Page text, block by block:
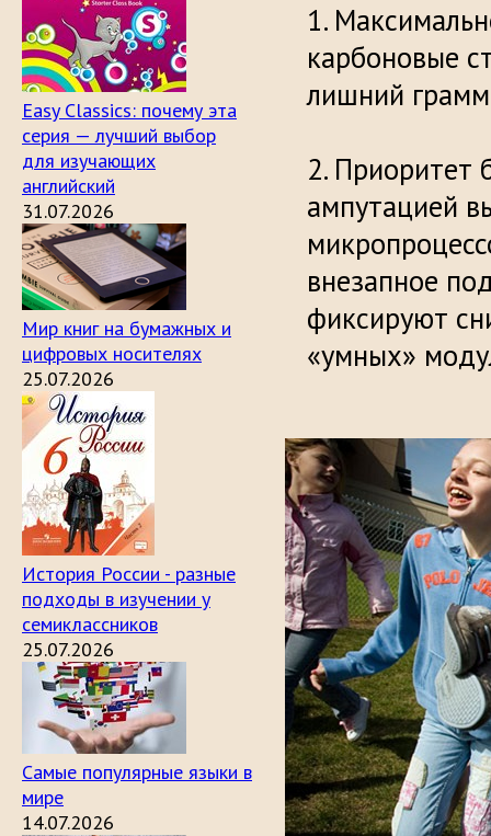
Easy Classics: почему эта
серия — лучший выбор
для изучающих
английский
31.07.2026
Мир книг на бумажных и
цифровых носителях
25.07.2026
История России - разные
подходы в изучении у
семиклассников
25.07.2026
Самые популярные языки в
мире
14.07.2026
карбоновые
лишний
Приоритет
ампутацией
внезапное
фиксируют
«умных»